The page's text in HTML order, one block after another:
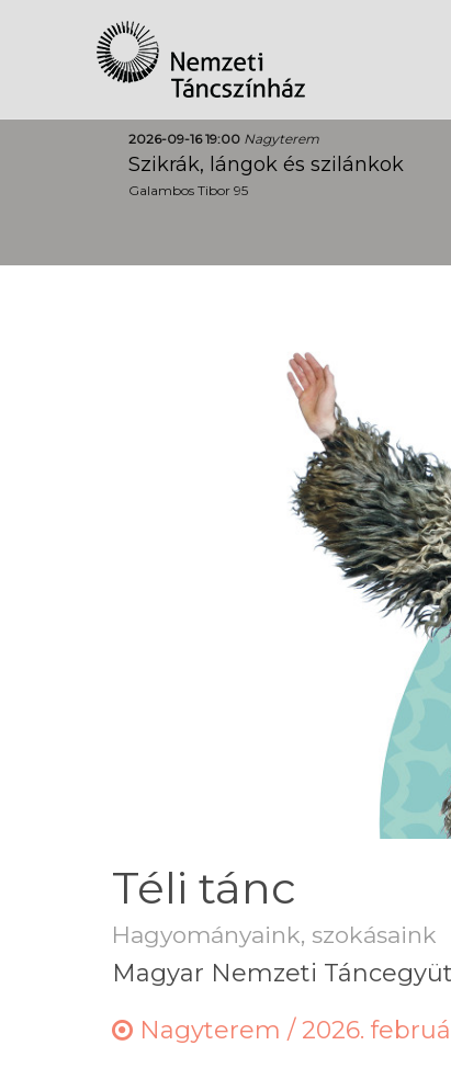
2026-09-16 19:00 Nagyterem
Szikrák, lángok és szilánkok
Galambos Tibor 95
Téli tánc
Hagyományaink, szokásaink
Magyar Nemzeti
Nagyterem / 2026.